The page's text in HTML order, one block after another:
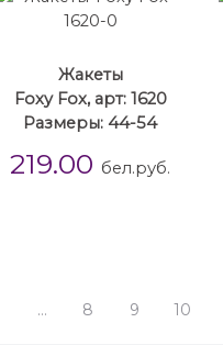
Жакеты
Foxy Fox, арт: 1620
Размеры: 44-54
219.00 бел.руб.
… 8 9 10